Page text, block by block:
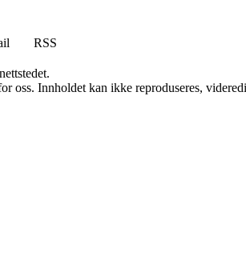
RSS
Innholdet kan ikke reproduseres,